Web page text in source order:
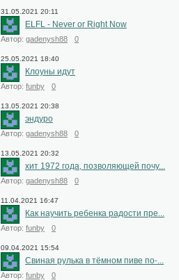
31.05.2021 20:11
ELFL - Never or Right Now
Автор: gadenysh88 0
25.05.2021 18:40
Клоуны идут
Автор: funby 0
13.05.2021 20:38
эндуро
Автор: gadenysh88 0
13.05.2021 20:32
хит 1972 года, позволяющей почу...
Автор: gadenysh88 0
11.04.2021 16:47
Как научить ребенка радости пре...
Автор: funby 0
09.04.2021 15:54
Свиная рулька в тёмном пиве по-...
Автор: funby 0